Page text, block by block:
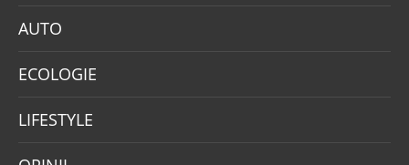
AUTO
ECOLOGIE
LIFESTYLE